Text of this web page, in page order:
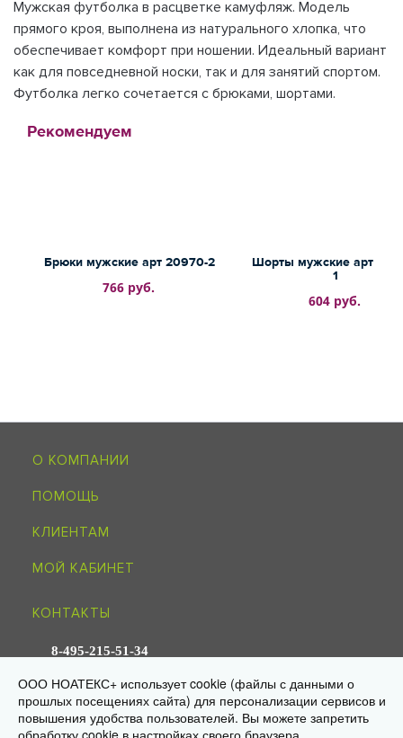
Мужская футболка в расцветке камуфляж. Модель
прямого кроя, выполнена из натурального хлопка, что
обеспечивает комфорт при ношении. Идеальный вариант
как для повседневной носки, так и для занятий спортом.
Футболка легко сочетается с брюками, шортами.
Рекомендуем
Брюки мужские арт 20970-2
766 руб.
Шорты мужские арт
1
604 руб.
О КОМПАНИИ
ПОМОЩЬ
КЛИЕНТАМ
МОЙ КАБИНЕТ
КОНТАКТЫ
8-495-215-51-34
© 2009—2026 «НОАТЕКС+» —трикотаж оптом от производителя
Юр. адрес: 125581, г. Москва, ул. Ляпидевского, д. 4, кв. 158
ООО НОАТЕКС+ использует cookie (файлы с данными о
прошлых посещениях сайта) для персонализации сервисов и
повышения удобства пользователей. Вы можете запретить
обработку cookie в настройках своего браузера.